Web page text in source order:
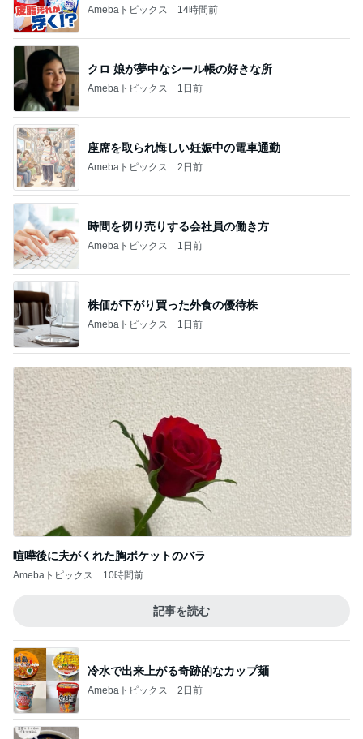
Amebaトピックス 14時間前
クロ 娘が夢中なシール帳の好きな所
Amebaトピックス 1日前
座席を取られ悔しい妊娠中の電車通勤
Amebaトピックス 2日前
時間を切り売りする会社員の働き方
Amebaトピックス 1日前
株価が下がり買った外食の優待株
Amebaトピックス 1日前
喧嘩後に夫がくれた胸ポケットのバラ
Amebaトピックス 10時間前
記事を読む
冷水で出来上がる奇跡的なカップ麺
Amebaトピックス 2日前